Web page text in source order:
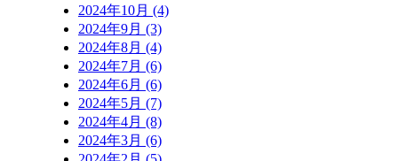
2024年10月 (4)
2024年9月 (3)
2024年8月 (4)
2024年7月 (6)
2024年6月 (6)
2024年5月 (7)
2024年4月 (8)
2024年3月 (6)